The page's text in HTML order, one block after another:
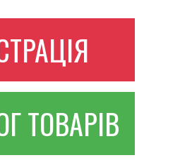
ТОВАРІВ